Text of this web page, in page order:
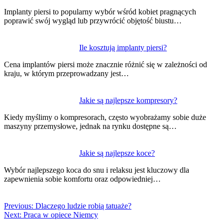
Implanty piersi to popularny wybór wśród kobiet pragnących
poprawić swój wygląd lub przywrócić objętość biustu…
Ile kosztują implanty piersi?
Cena implantów piersi może znacznie różnić się w zależności od
kraju, w którym przeprowadzany jest…
Jakie są najlepsze kompresory?
Kiedy myślimy o kompresorach, często wyobrażamy sobie duże
maszyny przemysłowe, jednak na rynku dostępne są…
Jakie są najlepsze koce?
Wybór najlepszego koca do snu i relaksu jest kluczowy dla
zapewnienia sobie komfortu oraz odpowiedniej…
Previous: Dlaczego ludzie robią tatuaże?
Next: Praca w opiece Niemcy